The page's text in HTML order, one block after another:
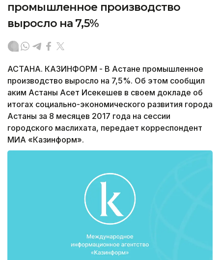
промышленное производство
выросло на 7,5%
АСТАНА. КАЗИНФОРМ - В Астане промышленное
производство выросло на 7,5%. Об этом сообщил
аким Астаны Асет Исекешев в своем докладе об
итогах социально-экономического развития города
Астаны за 8 месяцев 2017 года на сессии
городского маслихата, передает корреспондент
МИА «Казинформ».